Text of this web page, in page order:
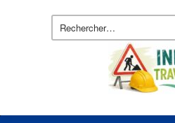
Rechercher :